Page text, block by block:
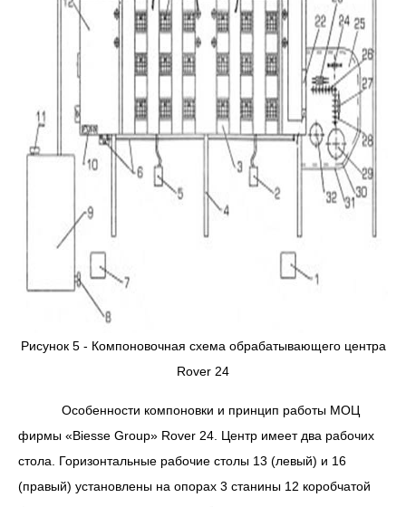
Рисунок 5 - Компоновочная схема обрабатывающего центра
Rover 24
Особенности компоновки и принцип работы МОЦ
фирмы «Biesse Group» Rover 24. Центр имеет два рабочих
стола. Горизонтальные рабочие столы 13 (левый) и 16
(правый) установлены на опорах 3 станины 12 коробчатой